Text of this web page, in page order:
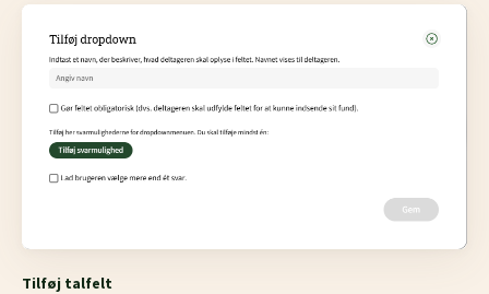
Tilføj talfelt